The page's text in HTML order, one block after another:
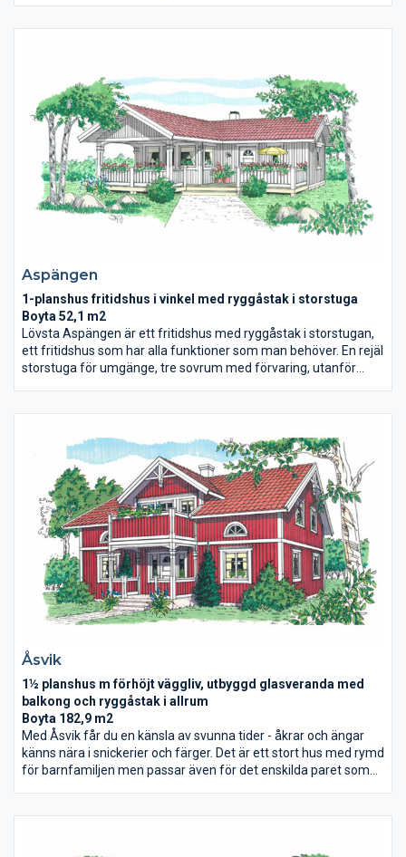
Aspängen
1-planshus fritidshus i vinkel med ryggåstak i storstuga
Boyta 52,1 m2
Lövsta Aspängen är ett fritidshus med ryggåstak i storstugan,
ett fritidshus som har alla funktioner som man behöver. En rejäl
storstuga för umgänge, tre sovrum med förvaring, utanför
generationer.
Åsvik
1½ planshus m förhöjt väggliv, utbyggd glasveranda med
balkong och ryggåstak i allrum
Boyta 182,9 m2
Med Åsvik får du en känsla av svunna tider - åkrar och ängar
känns nära i snickerier och färger. Det är ett stort hus med rymd
för barnfamiljen men passar även för det enskilda paret som